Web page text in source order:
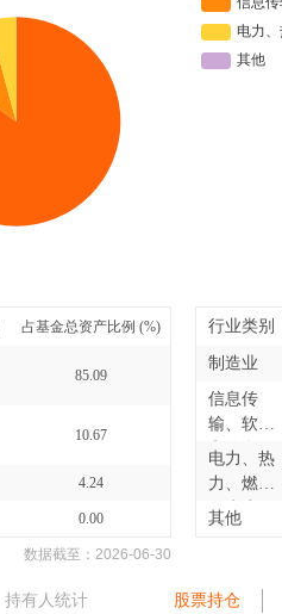
占基金总资产比例 (%)
85.09
10.67
4.24
0.00
数据截至： 2026-06-30
行业类别
制造业
信息传
输、软件
和信息
技...
电力、热
力、燃气
及水生...
其他
持有人统计 股票持仓